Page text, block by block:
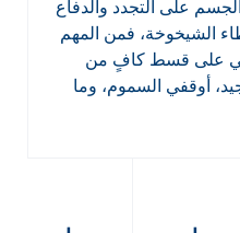
على التجدد والدفاع
الشيخوخة، فمن المهم
على قسط كافٍ من
أوقفي السموم، وما